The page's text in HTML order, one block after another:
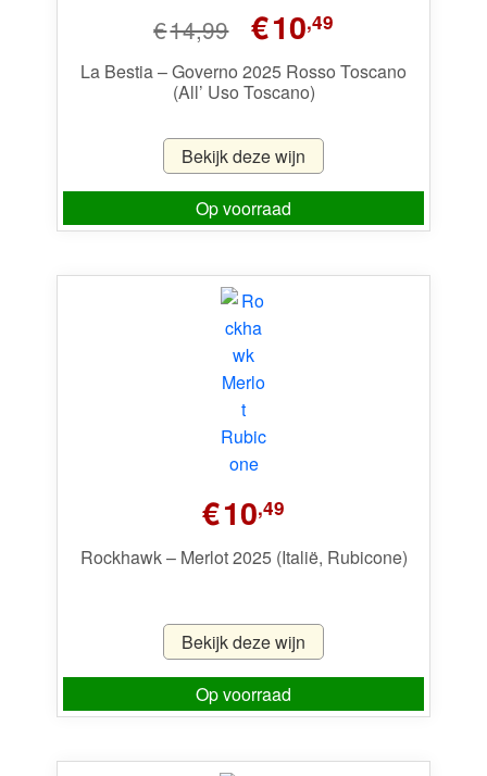
€14,99
Oorspronkelijke
prijs
was:
€14,99.
€10,49Huidige
is:
La Bestia – Governo 2025 Rosso Toscano
(All’ Uso Toscano)
Bekijk deze wijn
Op voorraad
€10,49
Rockhawk – Merlot 2025 (Italië, Rubicone)
Bekijk deze wijn
Op voorraad